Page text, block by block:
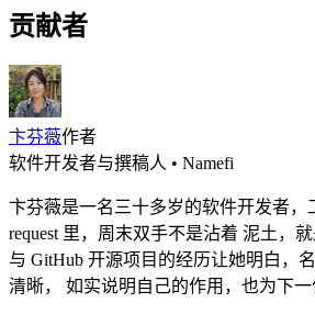
贡献者
卞芬薇作者
软件开发者与撰稿人 • Namefi
卞芬薇是一名三十多岁的软件开发者，
request 里，周末双手不是沾着 泥土，
与 GitHub 开源项目的经历让她明白，
清晰， 如实说明自己的作用，也为下一